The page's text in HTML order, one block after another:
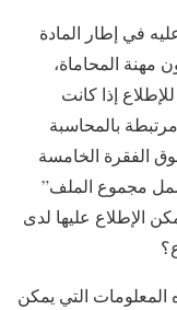
في إطار المادة
والمادة 36 من قانون مهنة المحاماة،
إذا كانت
بالمحاسبة
الفقرة الخامسة
أن يشمل مجموع الملف”
الإطلاع عليها لدى
التي يمكن